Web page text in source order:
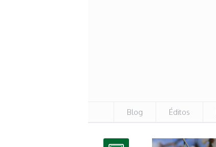
Blog Éditos